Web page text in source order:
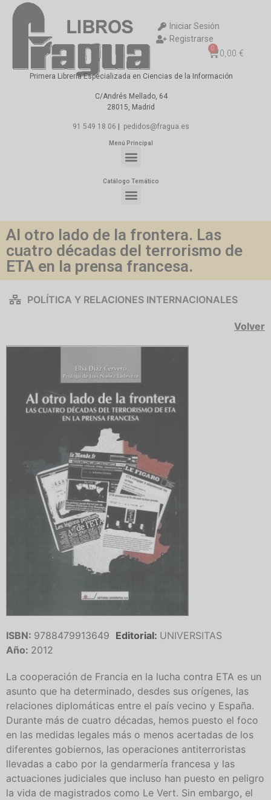
Iniciar Sesión
Registrarse
0,00 €
0
Primera Librería Especializada en Ciencias de la Información
C/Andrés Mellado, 64
28015, Madrid
91 549 18 06 pedidos@fragua.es
Menú Principal
Catálogo Temático
Al otro lado de la frontera. Las
cuatro décadas del terrorismo de
ETA en la prensa francesa.
POLÍTICA Y RELACIONES INTERNACIONALES
Volver
ISBN: 9788479913649 Editorial: UNIVERSITAS
Año: 2012
La cooperación de Francia en la lucha contra ETA es un
asunto que ha determinado, desdes sus orígenes, las
relaciones diplomáticas entre el país vecino y España.
Durante más de cuatro décadas, hemos puesto el foco
en las medidas legales más o menos acertadas de los
diferentes gobiernos, las operaciones antiterroristas
llevadas a cabo por la gendarmería francesa y las
actuaciones judiciales que incluso han puesto en peligro
la vida de magistrados como Le Vert. Sin embargo, el